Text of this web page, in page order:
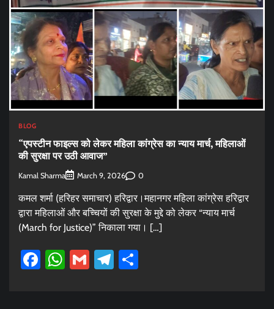
BLOG
“एपस्टीन फाइल्स को लेकर महिला कांग्रेस का न्याय मार्च, महिलाओं
की सुरक्षा पर उठी आवाज”
Kamal Sharma March 9, 2026 0
कमल शर्मा (हरिहर समाचार) हरिद्वार।महानगर महिला कांग्रेस हरिद्वार
द्वारा महिलाओं और बच्चियों की सुरक्षा के मुद्दे को लेकर “न्याय मार्च
(March for Justice)” निकाला गया। […]
Facebook
WhatsApp
GmailTelegram